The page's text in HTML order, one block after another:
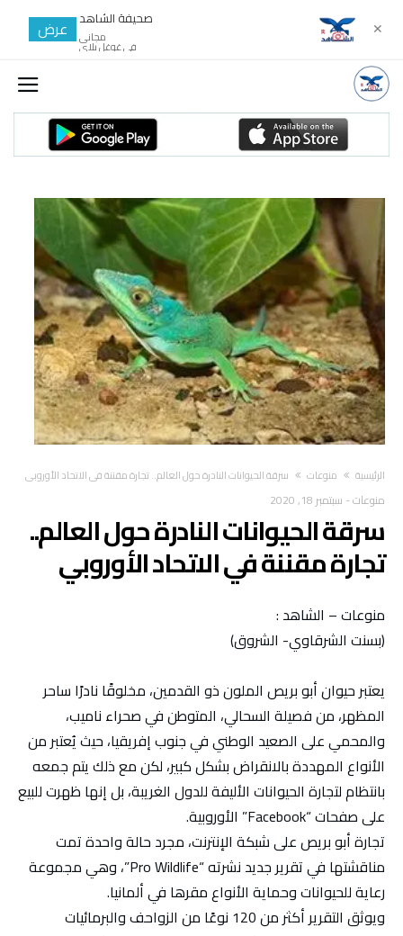
‫الرئيسية‬ منوعات سرقة الحيوانات النادرة حول العالم.. تجارة مقننة في الاتحاد الأوروبي
منوعات- سبتمبر 18, 2020
سرقة الحيوانات النادرة حول العالم..
تجارة مقننة في الاتحاد الأوروبي
منوعات – الشاهد :
(بسنت الشرقاوي- الشروق)
يعتبر حيوان أبو بريص الملون ذو القدمين، مخلوقًا نادرًا ساحر
المظهر، من فصيلة السحالي، المتوطن في صحراء ناميب،
والمحمي على الصعيد الوطني في جنوب إفريقيا، حيث يُعتبر من
الأنواع المهددة بالانقراض بشكل كبير، لكن مع ذلك يتم جمعه
بانتظام لتجارة الحيوانات الأليفة للدول الغريبة، بل إنها ظهرت للبيع
على صفحات “Facebook” الأوروبية.
تجارة أبو بريص على شبكة الإنترنت، مجرد حالة واحدة تمت
مناقشتها في تقرير جديد نشرته “Pro Wildlife”، وهي مجموعة
رعاية للحيوانات وحماية الأنواع مقرها في ألمانيا.
ويوثق التقرير أكثر من 120 نوعًا من الزواحف والبرمائيات
✕ صحيفة الشاهد
مجانى
في غوغل بلاي
عرض